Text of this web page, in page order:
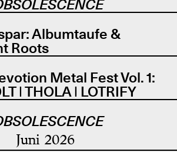
Albumtaufe &
Roots
Metal Fest Vol. 1:
| THOLA | LOTRIFY
Juni 2026